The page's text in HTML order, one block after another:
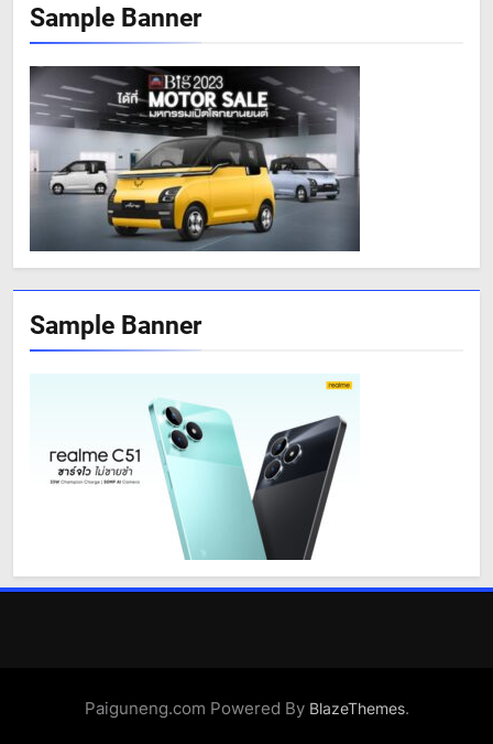
Sample Banner
Sample Banner
Paiguneng.com Powered By BlazeThemes.